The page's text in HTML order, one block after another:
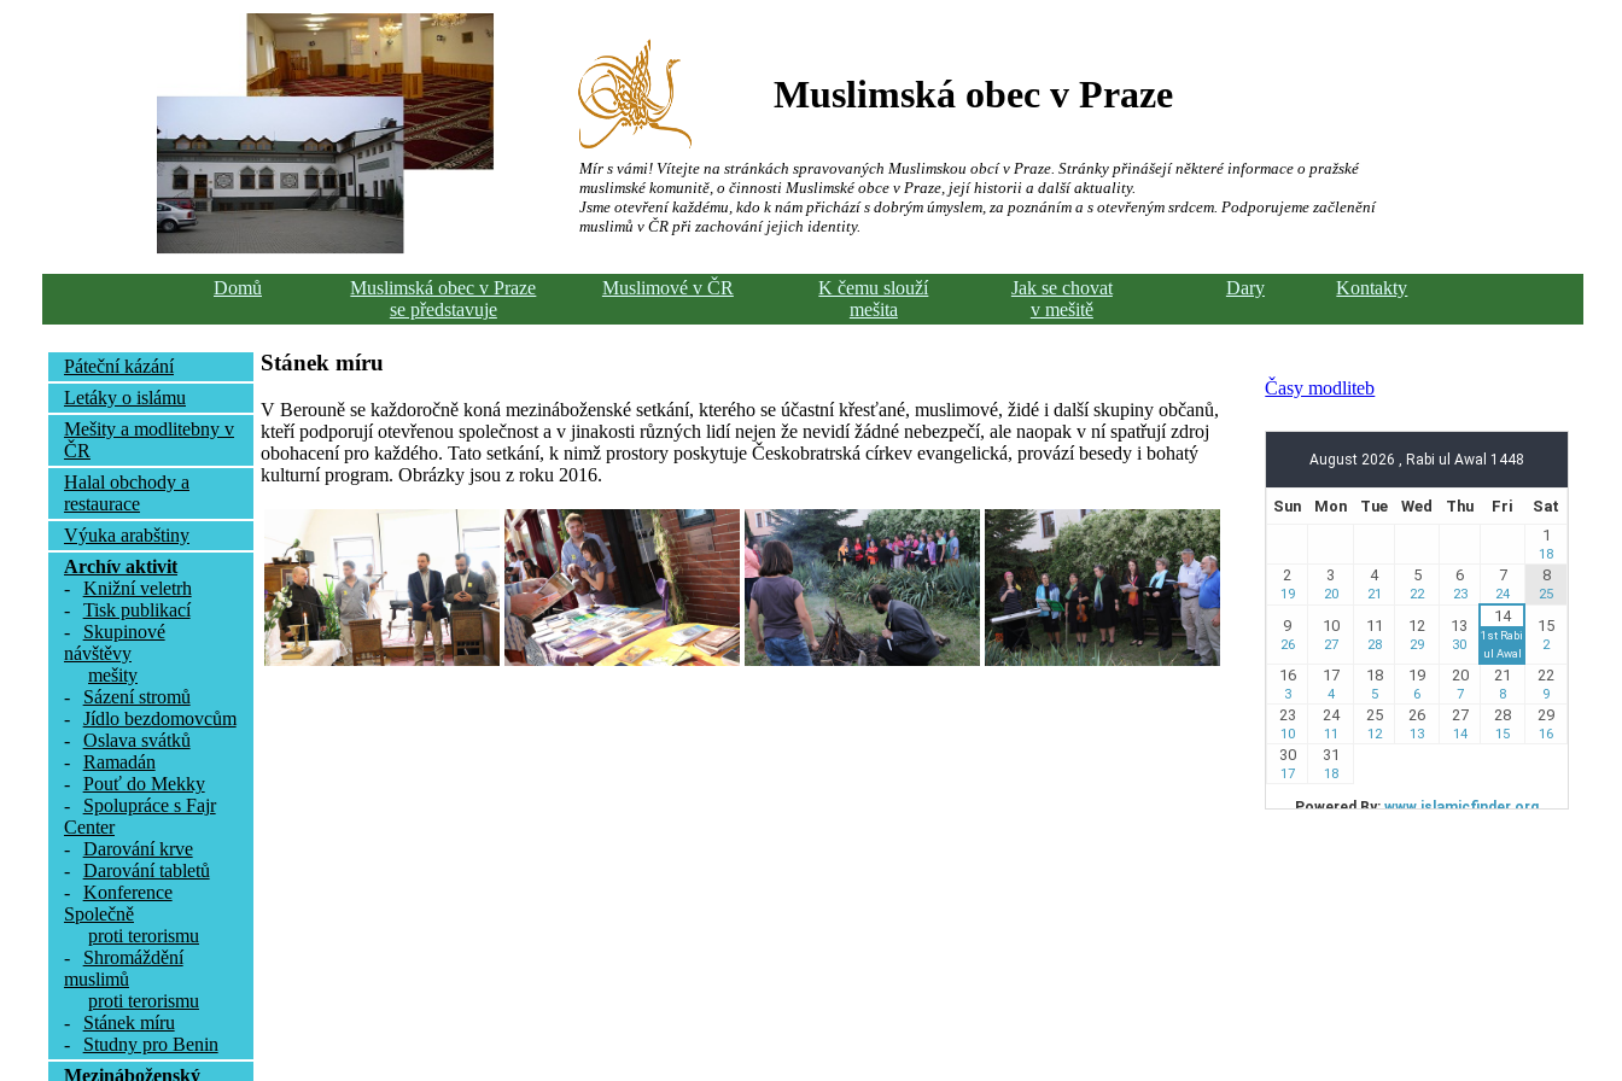
Muslimská obec v Praze
Mír s vámi! Vítejte na stránkách spravovaných Muslimskou obcí v Praze. Stránky přinášejí některé informace o pražské
muslimské komunitě, o činnosti Muslimské obce v Praze, její historii a další aktuality.
Jsme otevření každému, kdo k nám přichází s dobrým úmyslem, za poznáním a s otevřeným srdcem. Podporujeme začlenění
muslimů v ČR při zachování jejich identity.
Domů
Muslimská obec v Praze
se představuje
Muslimové v ČR
K čemu slouží
mešita
Jak se chovat
v mešitě
Dary Kontakty
Páteční kázání
Letáky o islámu
Mešity a modlitebny v
ČR
Halal obchody a
restaurace
Výuka arabštiny
Archív aktivit
-
Knižní veletrh
-
Tisk publikací
-
Skupinové
návštěvy
mešity
-
Sázení stromů
-
Jídlo bezdomovcům
-
Oslava svátků
-
Ramadán
-
Pouť do Mekky
-
Spolupráce s Fajr
Center
-
Darování krve
-
Darování tabletů
-
Konference
Společně
proti terorismu
-
Shromáždění
muslimů
proti terorismu
-
Stánek míru
-
Studny pro Benin
Mezináboženský
Stánek míru
V Berouně se každoročně koná mezináboženské setkání, kterého se účastní křesťané, muslimové, židé i další skupiny občanů,
kteří podporují otevřenou společnost a v jinakosti různých lidí nejen že nevidí žádné nebezpečí, ale naopak v ní spatřují zdroj
obohacení pro každého. Tato setkání, k nimž prostory poskytuje Českobratrská církev evangelická, provází besedy i bohatý
kulturní program. Obrázky jsou z roku 2016.
Časy modliteb